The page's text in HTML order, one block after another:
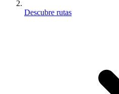
Descubre rutas